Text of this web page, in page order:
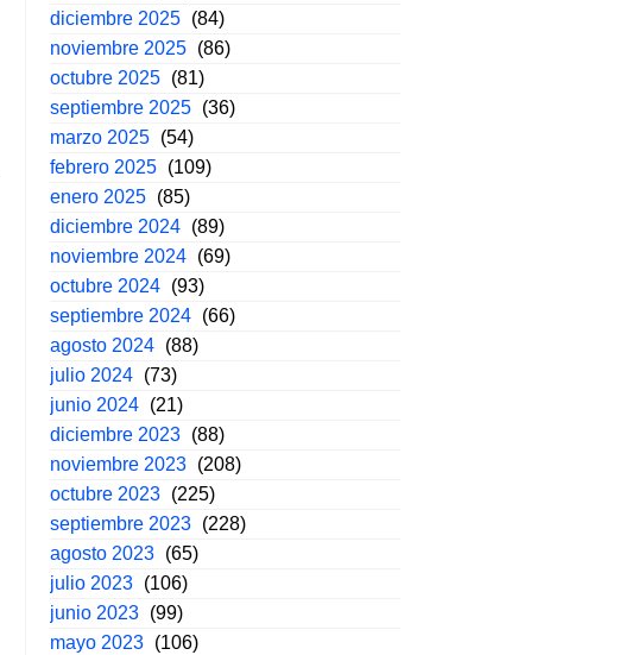
diciembre 2025 (84)
noviembre 2025 (86)
octubre 2025 (81)
septiembre 2025 (36)
marzo 2025 (54)
febrero 2025 (109)
enero 2025 (85)
diciembre 2024 (89)
noviembre 2024 (69)
octubre 2024 (93)
septiembre 2024 (66)
agosto 2024 (88)
julio 2024 (73)
junio 2024 (21)
diciembre 2023 (88)
noviembre 2023 (208)
octubre 2023 (225)
septiembre 2023 (228)
agosto 2023 (65)
julio 2023 (106)
junio 2023 (99)
mayo 2023 (106)